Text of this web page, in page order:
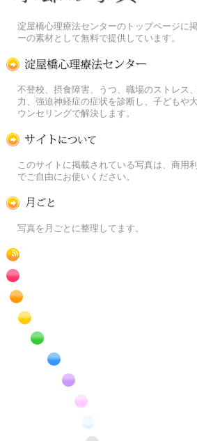
淀屋橋心理療法センターのトップページに
ーの素材として無料で提供しています。
不登校、摂食障害、うつ、職場のストレス
力、強迫神経症の症状を診断し、子どもや
ウンセリングで解決します。
このサイトに掲載されている写真は、商用
でご自由にお使いください。
写真を月ごとに整理してます。
RSS
赤色の花のフリー写真素材
橙色の花のフリー写真素材
黄色の花のフリー写真素材
緑色の花のフリー写真素材
青色の花のフリー写真素材
紫色の花のフリー写真素材
白色の花のフリー写真素材